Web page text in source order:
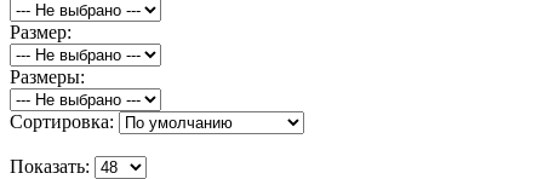
Размер:
Размеры:
Сортировка:
Показать: